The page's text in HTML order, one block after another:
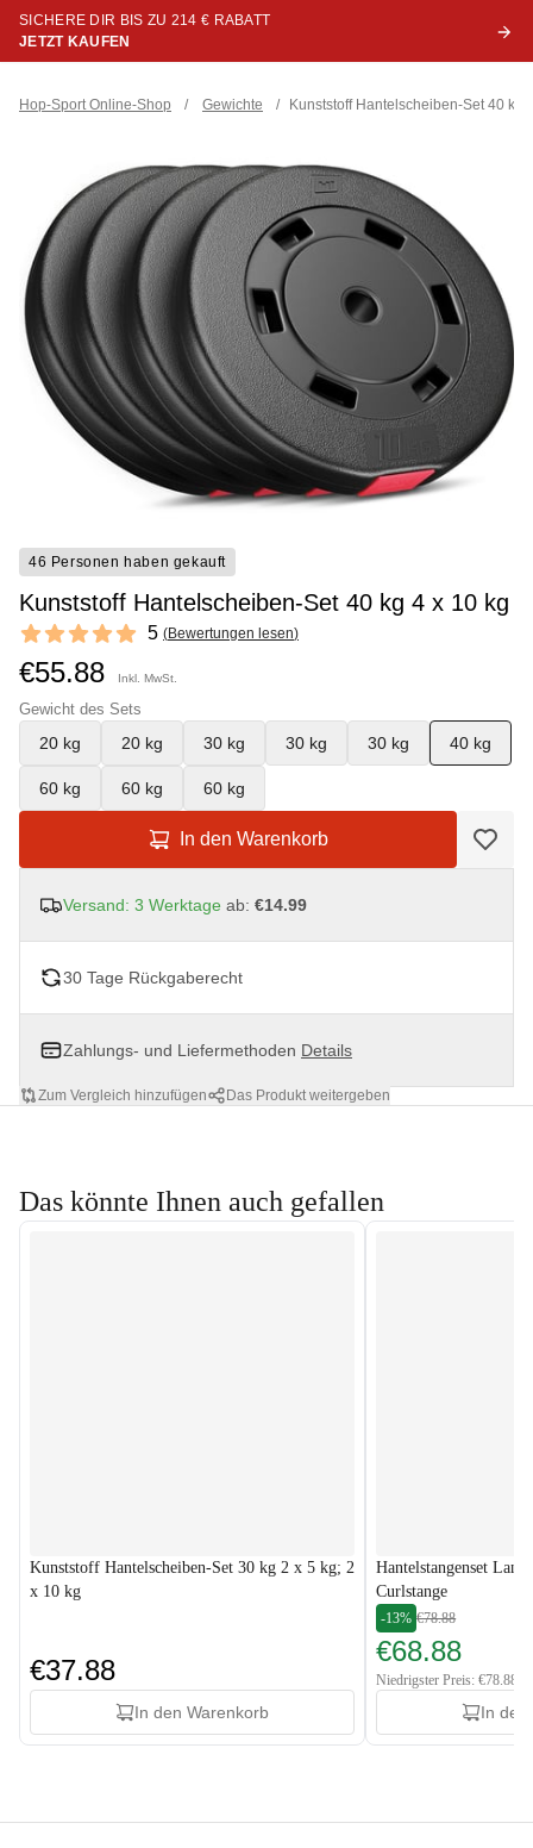
SICHERE DIR BIS ZU 214 € RABATT
JETZT KAUFEN
Hop-Sport Online-Shop / Gewichte / Kunststoff Hantelscheiben-Set 40 kg
46 Personen haben gekauft
Kunststoff Hantelscheiben-Set 40 kg 4 x 10 kg
Reviews
5 out of 5 stars 5 (Bewertungen lesen)
€55.88 Inkl. MwSt.
Gewicht des Sets
20 kg 20 kg 30 kg 30 kg 30 kg 40 kg
60 kg 60 kg 60 kg
In den Warenkorb
Versand: 3 Werktage ab: €14.99
30 Tage Rückgaberecht
Zahlungs- und Liefermethoden Details
Zum Vergleich hinzufügen Das Produkt weitergeben
Das könnte Ihnen auch gefallen
Kunststoff Hantelscheiben-Set 30 kg 2 x 5 kg; 2
x 10 kg
€37.88
In den Warenkorb
Hantelstangenset
Curlstange
-13% €78.88
€68.88
Niedrigster Preis: €78.88
In den